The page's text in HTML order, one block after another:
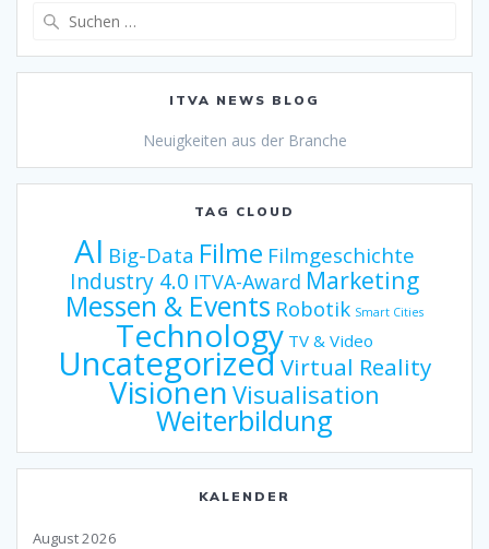
ITVA NEWS BLOG
Neuigkeiten aus der Branche
TAG CLOUD
AI Big-Data Filme Filmgeschichte
Industry 4.0 ITVA-Award Marketing
Messen & Events Robotik Smart Cities
Technology TV & Video
UncategorizedVirtual Reality
Visionen Visualisation
Weiterbildung
KALENDER
August 2026